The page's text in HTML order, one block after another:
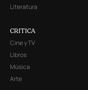
Literatura
CRITICA
Cine y TV
Libros
Música
Arte